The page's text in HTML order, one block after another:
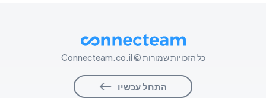
כל הזכויות שמורות © Connecteam.co.il
התחל עכשיו